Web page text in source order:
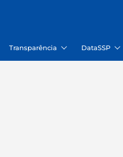
Transparência DataSSP